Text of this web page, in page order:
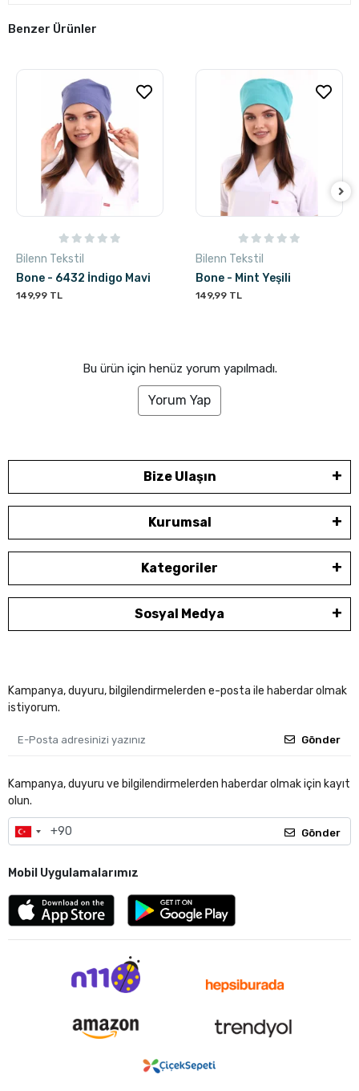
Benzer Ürünler
Bilenn Tekstil
Bone - 6432 İndigo Mavi
149,99 TL
Bilenn Tekstil
Bone - Mint Yeşili
149,99 TL
Bu ürün için henüz yorum yapılmadı.
Yorum Yap
Bize Ulaşın
Kurumsal
Kategoriler
Sosyal Medya
Kampanya, duyuru, bilgilendirmelerden e-posta ile haberdar olmak
istiyorum.
Gönder
Kampanya, duyuru ve bilgilendirmelerden haberdar olmak için kayıt
olun.
Gönder
Mobil Uygulamalarımız